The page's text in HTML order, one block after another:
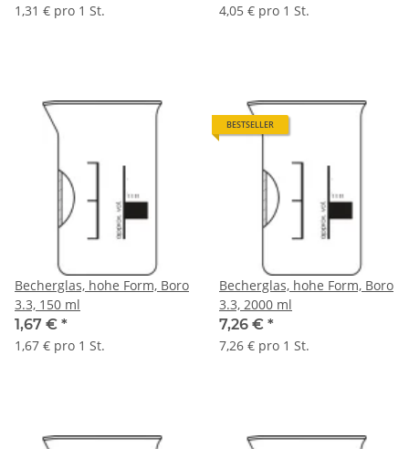
1,31 € pro 1 St.
4,05 € pro 1 St.
Becherglas, hohe Form, Boro
3.3, 150 ml
1,67 € *
1,67 € pro 1 St.
BESTSELLER
Becherglas, hohe Form, Boro
3.3, 2000 ml
7,26 € *
7,26 € pro 1 St.